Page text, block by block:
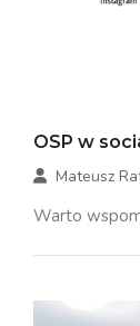
OSP w
Mateusz
Warto